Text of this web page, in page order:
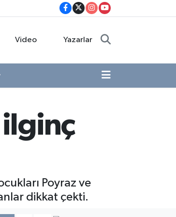
Video Yazarlar
ilginç
Poyraz ve
dikkat çekti.